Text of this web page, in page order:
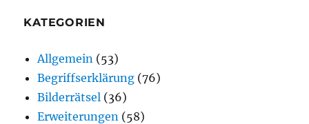
KATEGORIEN
Allgemein (53)
Begriffserklärung (76)
Bilderrätsel (36)
Erweiterungen (58)